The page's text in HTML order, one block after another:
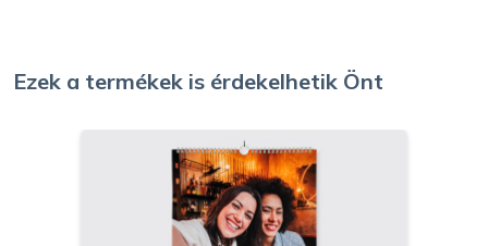
Ezek a termékek is érdekelhetik Önt